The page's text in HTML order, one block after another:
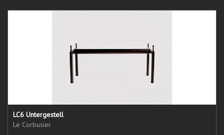
LC6 Untergestell
Le Corbusier